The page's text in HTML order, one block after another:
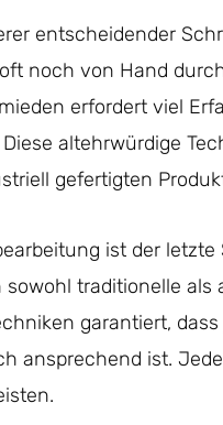
entscheidender
noch von Hand
erfordert viel
altehrwürdige
gefertigten
ist der
sowohl traditionelle als
garantiert,
ansprechend ist.